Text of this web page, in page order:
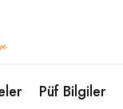
Püf Bilgiler